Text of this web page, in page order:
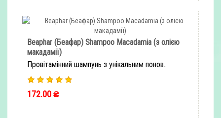
Beaphar (Беафар) Shampoo Macadamia (з олією
макадамії)
Провітамінний шампунь з унікальним понов..
172.00 ₴